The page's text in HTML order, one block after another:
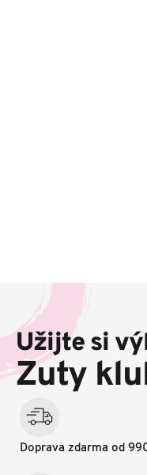
a
í
Užijte si
Zuty
Doprava zdarma od